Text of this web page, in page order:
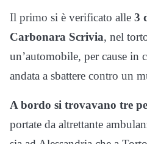
Il primo si è verificato alle 3
Carbonara Scrivia, nel
un’automobile, per cause in
andata a sbattere contro un
A bordo si trovavano tre
portate da altrettante